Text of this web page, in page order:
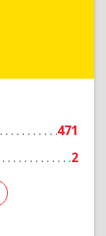
471
2